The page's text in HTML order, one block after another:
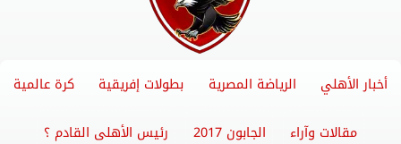
أخبار الأهلي الرياضة المصرية بطولات إفريقية كرة عالمية
مقالات وآراء الجابون 2017 رئيس الأهلى القادم ؟